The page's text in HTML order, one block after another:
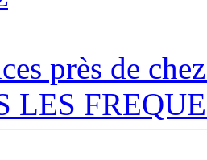
près de
LES